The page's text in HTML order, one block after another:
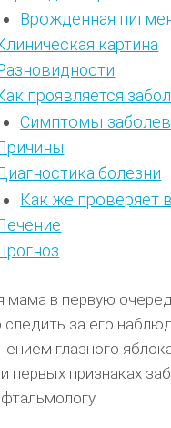
Врожденная
картина
проявляется
Cимптомы
болезни
Как же проверяет
мама в первую
следить за его
глазного
первых признаках